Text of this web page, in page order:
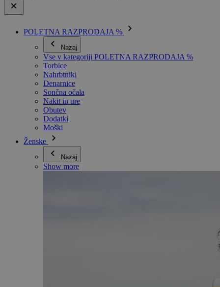
POLETNA RAZPRODAJA %
Nazaj
Vse v kategoriji POLETNA RAZPRODAJA %
Torbice
Nahrbtniki
Denarnice
Sončna očala
Nakit in ure
Obutev
Dodatki
Moški
Ženske
Nazaj
Show more